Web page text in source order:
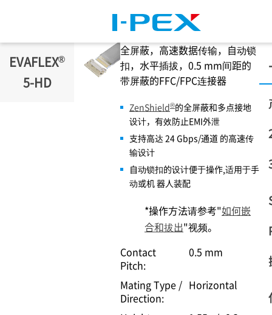
EVAFLEX®
5-HD
全屏蔽，高速数据传输，自动锁
扣，水平插拔，0.5 mm间距的
带屏蔽的FFC/FPC连接器
ZenShield®的全屏蔽和多点接地
设计，有效防止EMI外泄
支持高达 24 Gbps/通道 的高速传
输设计
自动锁扣的设计便于操作,适用于手
动或机 器人装配
*操作方法请参考"如何嵌
合和拔出"视频。
Contact
Pitch:
0.5 mm
Mating Type /
Direction:
Horizontal